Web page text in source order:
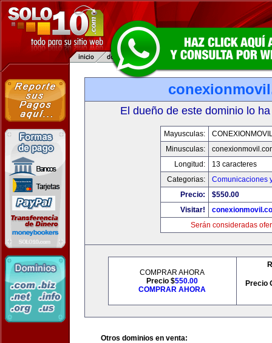
El dueño de este dominio lo
Mayusculas:
Minusculas:
Longitud:
13 caracteres
Categorias:
Comunicaciones
Precio:
$550.00
Visitar!
Serán consideradas
COMPRAR AHORA
Precio $550.00
COMPRAR AHORA
Precio
Otros dominios en venta: